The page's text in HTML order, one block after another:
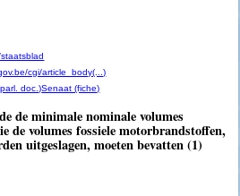
cgi/article_body(...)
doc.)Senaat (fiche)
de minimale nominale volumes
de volumes fossiele motorbrandstoffen,
uitgeslagen, moeten bevatten (1)